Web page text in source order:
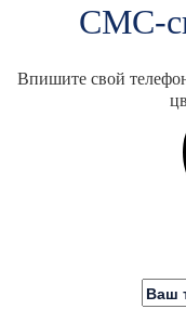
СМС-
Впишите свой